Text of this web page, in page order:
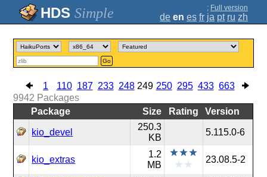
Simple ; Full version
de en es fr ja pt ru zh
Go
1 110 187 233 248 249 250 295 433 663
9942 Packages
Package
Size Rating Version
kio_devel
250.3
KB
5.115.0-6
kio_extras
1.2
MB
23.08.5-2